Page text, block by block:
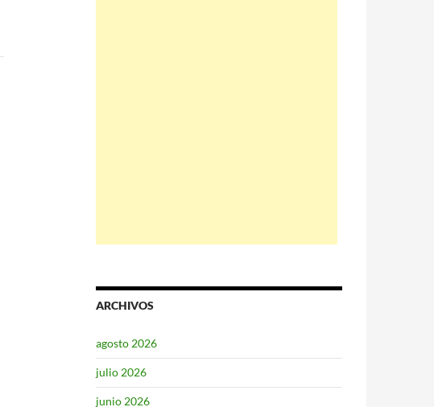
ARCHIVOS
agosto 2026
julio 2026
junio 2026